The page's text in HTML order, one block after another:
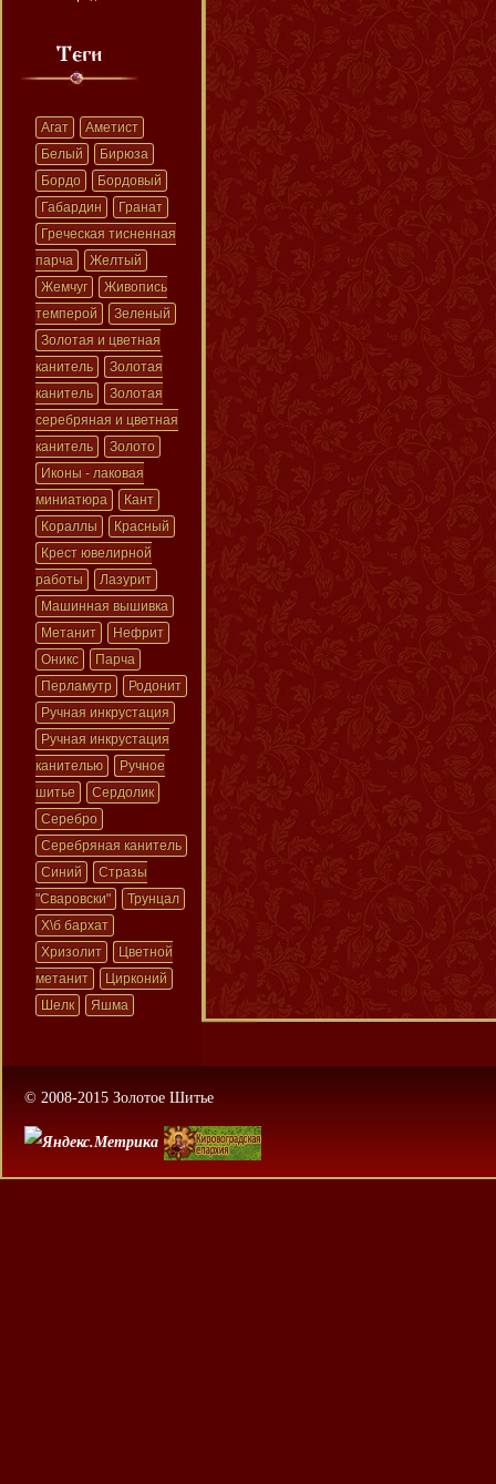
Агат
Аметист
Белый
Бирюза
Бордо
Бордовый
Габардин
Гранат
Греческая тисненная
парча
Желтый
Жемчуг
Живопись
темперой
Зеленый
Золотая и цветная
канитель
Золотая
канитель
Золотая
серебряная и цветная
канитель
Золото
Иконы - лаковая
миниатюра
Кант
Кораллы
Красный
Крест ювелирной
работы
Лазурит
Машинная вышивка
Метанит
Нефрит
Оникс
Парча
Перламутр
Родонит
Ручная инкрустация
Ручная инкрустация
канителью
Ручное
шитье
Сердолик
Серебро
Серебряная канитель
Синий
Стразы
"Сваровски"
Трунцал
Х\б бархат
Хризолит
Цветной
метанит
Цирконий
Шелк
Яшма
© 2008-2015 Золотое Шитье